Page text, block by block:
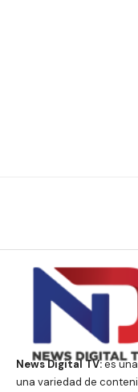
News Digital TV:es
una variedad de